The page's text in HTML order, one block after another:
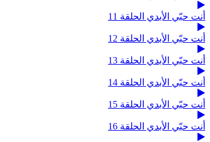
أنت حبّي الأبدي الحلقة 11
أنت حبّي الأبدي الحلقة 12
أنت حبّي الأبدي الحلقة 13
أنت حبّي الأبدي الحلقة 14
أنت حبّي الأبدي الحلقة 15
أنت حبّي الأبدي الحلقة 16